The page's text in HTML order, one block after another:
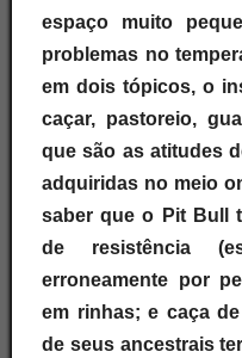
espaço muito
problemas no
em dois tópicos, o
caçar, pastoreio,
que são as atitudes
adquiridas no meio
saber que o Pit Bull
de resistência
erroneamente por
em rinhas; e caça
de seus ancestrais